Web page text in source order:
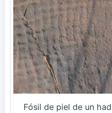
Fósil de piel de un